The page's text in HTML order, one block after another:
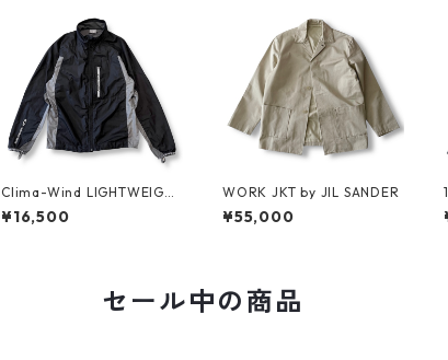
Clima-Wind LIGHTWEIGH
T JKT by SALOMON
¥16,500
WORK JKT by JIL SANDER
¥55,000
セール中の商品